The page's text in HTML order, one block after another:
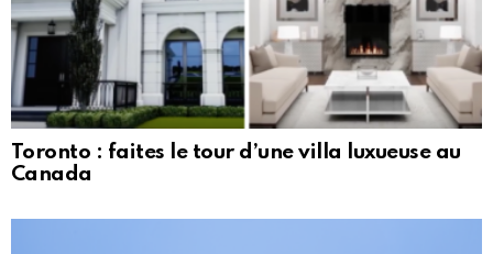
Toronto : faites le tour d’une villa luxueuse au
Canada